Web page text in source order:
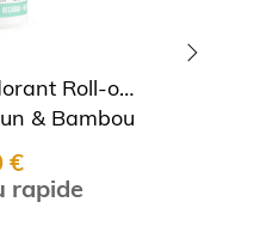
Roll-on
& Bambou
€
rapide